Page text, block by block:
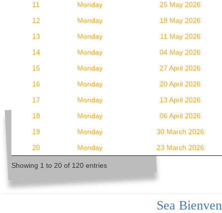
11
Monday
25 May 2026
12
Monday
18 May 2026
13
Monday
11 May 2026
14
Monday
04 May 2026
15
Monday
27 April 2026
16
Monday
20 April 2026
17
Monday
13 April 2026
18
Monday
06 April 2026
19
Monday
30 March 2026
20
Monday 23 March 2026
Showing 1 to 20 of 120 entries
Sea